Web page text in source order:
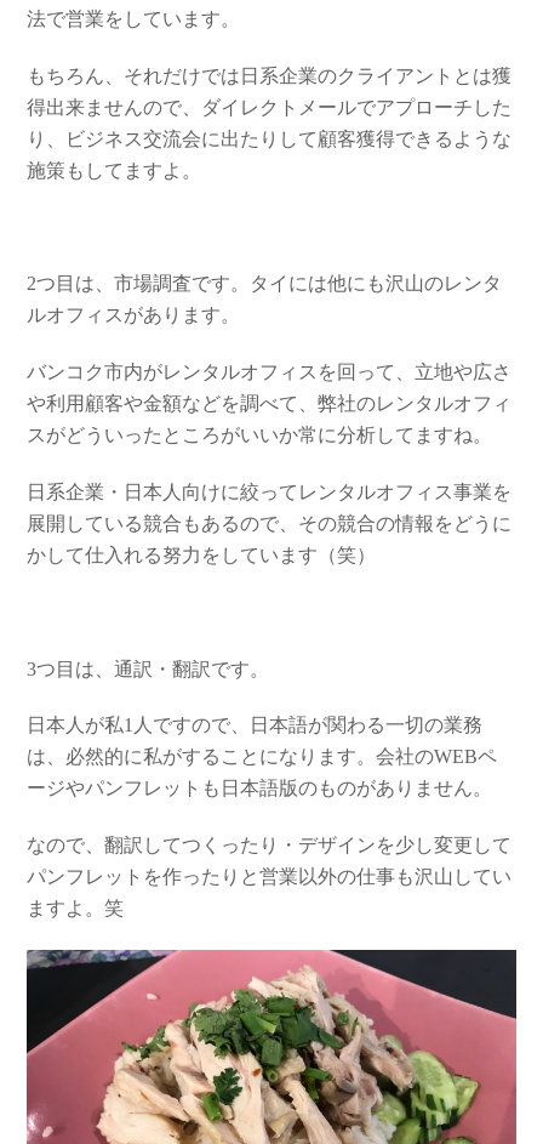
法で営業をしています。
もちろん、それだけでは日系企業のクライアントとは獲
得出来ませんので、ダイレクトメールでアプローチした
り、ビジネス交流会に出たりして顧客獲得できるような
施策もしてますよ。
2つ目は、市場調査です。タイには他にも沢山のレンタ
ルオフィスがあります。
バンコク市内がレンタルオフィスを回って、立地や広さ
や利用顧客や金額などを調べて、弊社のレンタルオフィ
スがどういったところがいいか常に分析してますね。
日系企業・日本人向けに絞ってレンタルオフィス事業を
展開している競合もあるので、その競合の情報をどうに
かして仕入れる努力をしています（笑）
3つ目は、通訳・翻訳です。
日本人が私1人ですので、日本語が関わる一切の業務
は、必然的に私がすることになります。会社のWEBペ
ージやパンフレットも日本語版のものがありません。
なので、翻訳してつくったり・デザインを少し変更して
パンフレットを作ったりと営業以外の仕事も沢山してい
ますよ。笑